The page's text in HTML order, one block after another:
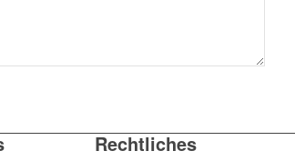
Rechtliches